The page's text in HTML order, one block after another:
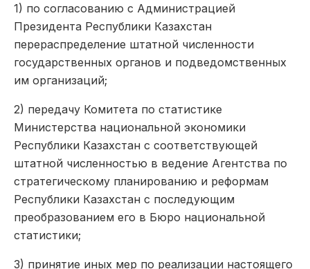
1) по согласованию с Администрацией
Президента Республики Казахстан
перераспределение штатной численности
государственных органов и подведомственных
им организаций;
2) передачу Комитета по статистике
Министерства национальной экономики
Республики Казахстан с соответствующей
штатной численностью в ведение Агентства по
стратегическому планированию и реформам
Республики Казахстан с последующим
преобразованием его в Бюро национальной
статистики;
3) принятие иных мер по реализации настоящего